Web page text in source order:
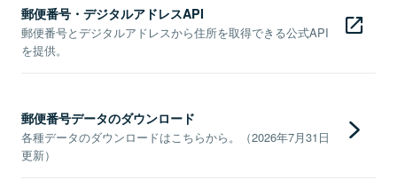
郵便番号・デジタルアドレスAPI
郵便番号とデジタルアドレスから住所を取得できる公式API
を提供。
郵便番号データのダウンロード
各種データのダウンロードはこちらから。（2026年7月31日
更新）